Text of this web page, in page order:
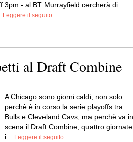
3pm - al BT Murrayfield cercherà di
Leggere il seguito
al Draft Combine
A Chicago sono giorni caldi, non solo
perchè è in corso la serie playoffs tra
Bulls e Cleveland Cavs, ma perchè va in
scena il Draft Combine, quattro giornate
i...
Leggere il seguito